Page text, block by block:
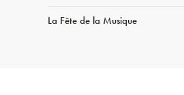
La Fête de la Musique